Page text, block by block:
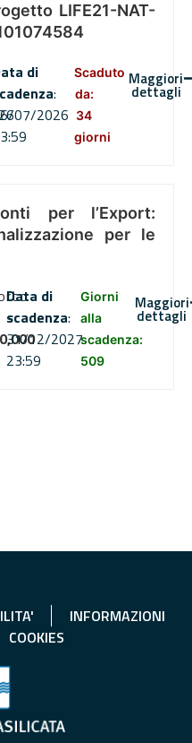
LIFE21-NAT-
di
:
07/2026
Scaduto
da:
34
giorni
Maggiori
dettagli
per l’Export:
per le
Data di
scadenza:
31/12/2027
23:59
Giorni
alla
scadenza:
509
Maggiori
dettagli
INFORMAZIONI
COOKIES